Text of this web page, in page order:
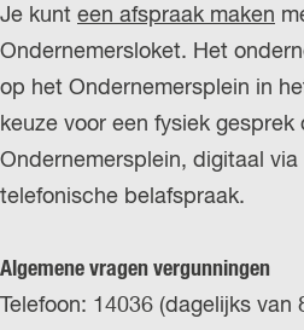
Je kunt een afspraak maken
Ondernemersloket. Het
op het Ondernemersplein in
keuze voor een fysiek gesprek
Ondernemersplein, digitaal
telefonische belafspraak.
Algemene vragen vergunningen
Telefoon: 14036 (dagelijks van